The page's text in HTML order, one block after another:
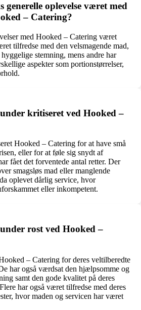
oplevelse været med
– Catering?
med Hooked – Catering været
tilfredse med den velsmagende mad,
stemning, mens andre har
aspekter som portionstørrelser,
kritiseret ved Hooked –
Hooked – Catering for at have små
eller for at føle sig snydt af
fået det forventede antal retter. Der
smagsløs mad eller manglende
oplevet dårlig service, hvor
eller inkompetent.
rost ved Hooked –
– Catering for deres veltilberedte
har også værdsat den hjælpsomme og
samt den gode kvalitet på deres
har også været tilfredse med deres
hvor maden og servicen har været